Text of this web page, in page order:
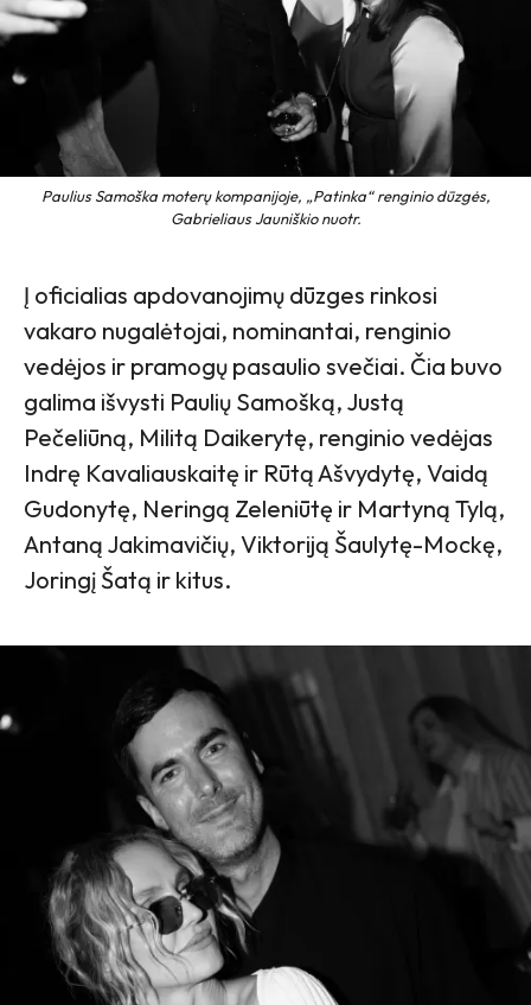
Paulius Samoška moterų kompanijoje, „Patinka“ renginio dūzgės,
Gabrieliaus Jauniškio nuotr.
Į oficialias apdovanojimų dūzges rinkosi
vakaro nugalėtojai, nominantai, renginio
vedėjos ir pramogų pasaulio svečiai. Čia buvo
galima išvysti Paulių Samošką, Justą
Pečeliūną, Militą Daikerytę, renginio vedėjas
Indrę Kavaliauskaitę ir Rūtą Ašvydytę, Vaidą
Gudonytę, Neringą Zeleniūtę ir Martyną Tylą,
Antaną Jakimavičių, Viktoriją Šaulytę-Mockę,
Joringį Šatą ir kitus.